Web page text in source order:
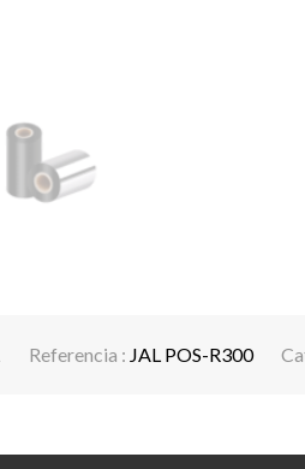
Referencia : JAL POS-R300